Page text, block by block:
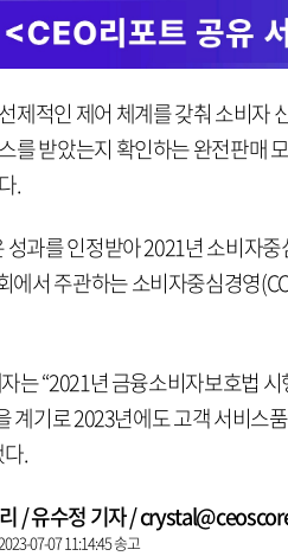
제적인 제어 체계를 갖춰 소비자
를 받았는지 확인하는 완전판매
.
성과를 인정받아 2021년 소비자
에서 주관하는 소비자중심경영
는 “2021년 금융소비자보호법
계기로 2023년에도 고객 서비
.
/ 유수정 기자 /
07-07 11:14:45 송고